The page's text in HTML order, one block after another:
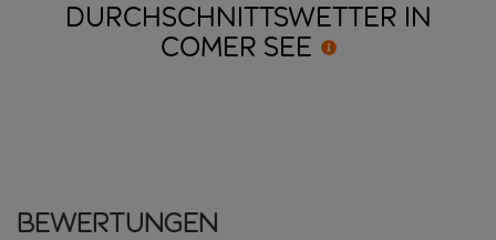
DURCHSCHNITTSWETTER IN
COMER SEE
Bewertungen